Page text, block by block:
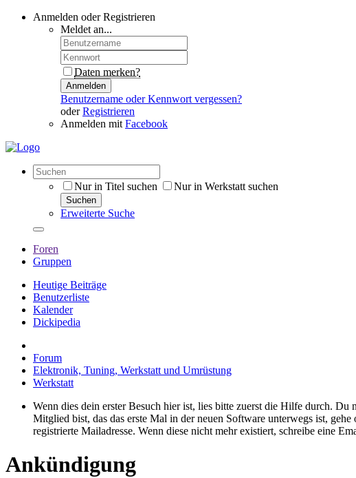
Anmelden oder Registrieren
Meldet an...
Daten merken?
Anmelden
Benutzername oder Kennwort vergessen?
oderRegistrieren
Anmelden mit Facebook
Nur in Titel suchen Nur in Werkstatt suchen
Suchen
Erweiterte Suche
Foren
Gruppen
Heutige Beiträge
Benutzerliste
Kalender
Dickipedia
Forum
Elektronik, Tuning, Werkstatt und Umrüstung
Werkstatt
Wenn dies dein erster Besuch hier ist, lies bitte zuerst die Hilfe durch. Du
Mitglied bist, das das erste Mal in der neuen Software unterwegs ist,
registrierte Mailadresse. Wenn diese nicht mehr existiert, schreibe eine
Ankündigung